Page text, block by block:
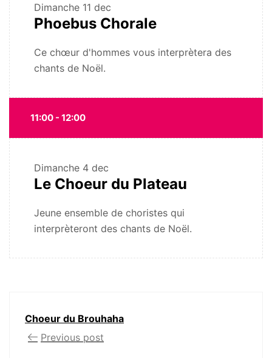
Dimanche 11 dec
Phoebus Chorale
Ce chœur d'hommes vous interprètera des
chants de Noël.
11:00 - 12:00
Dimanche 4 dec
Le Choeur du Plateau
Jeune ensemble de choristes qui
interprèteront des chants de Noël.
Choeur du Brouhaha
Previous post